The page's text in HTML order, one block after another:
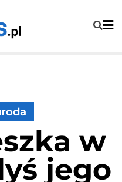
w
jego